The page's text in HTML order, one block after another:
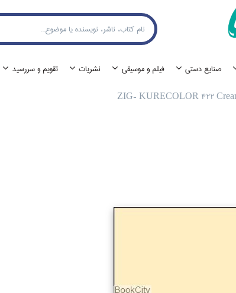
صنايع دستي فيلم و موسيقي نشريات
تقويم و سررسيد